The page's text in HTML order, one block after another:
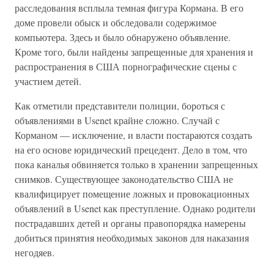
расследования всплыла темная фигура Кормана. В его
доме провели обыск и обследовали содержимое
компьютера. Здесь и было обнаружено объявление.
Кроме того, были найдены запрещенные для хранения и
распространения в США порнографические сцены с
участием детей.
Как отметили представители полиции, бороться с
объявлениями в Usenet крайне сложно. Случай с
Корманом — исключение, и власти постараются создать
на его основе юридический прецедент. Дело в том, что
пока каналья обвиняется только в хранении запрещенных
снимков. Существующее законодательство США не
квалифицирует помещение ложных и провокационных
объявлений в Usenet как преступление. Однако родители
пострадавших детей и органы правопорядка намерены
добиться принятия необходимых законов для наказания
негодяев.